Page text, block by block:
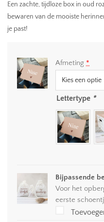
Een zachte, tijdloze box in oud
bewaren van de mooiste
je past!
Afmeting *
Lettertype *
Bijpassende
Voor het
eerste